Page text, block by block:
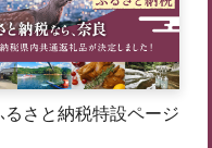
るさと納税特設ページ